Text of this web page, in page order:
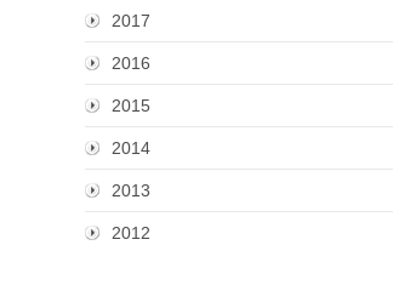
2017
2016
2015
2014
2013
2012